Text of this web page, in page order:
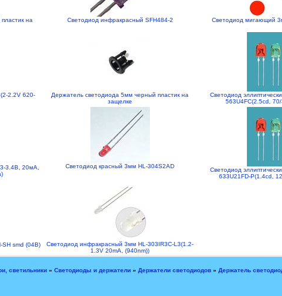
на
Светодиод инфракрасный SFH484-2 Светодиод мигающий
2.2V 620-
Держатель светодиода 5мм черный пластик на
защелке
Светодиод
563U4FC(2.5cd,
3.4В, 20мА,
Светодиод красный 3мм HL-304S2AD
Светодиод
633U21FD-P(1.4cd,
SH smd (04B)
Светодиод инфракрасный 3мм HL-303IR3C-L3(1.2-
1.3V 20mA, (940nm))
светильники » Светодиоды и держатели » Держатели светодиодов » Держатель